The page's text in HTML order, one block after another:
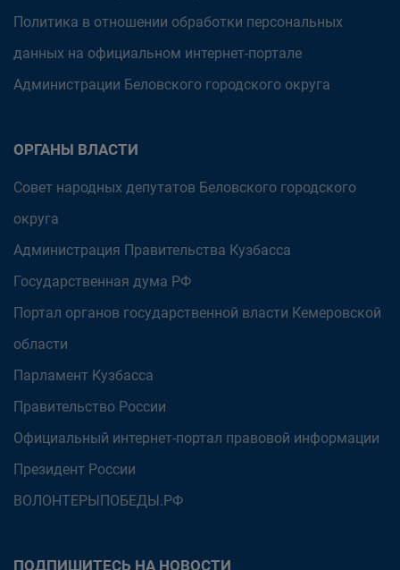
Политика в отношении обработки персональных
данных на официальном интернет-портале
Администрации Беловского городского округа
ОРГАНЫ ВЛАСТИ
Совет народных депутатов Беловского городского
округа
Администрация Правительства Кузбасса
Государственная дума РФ
Портал органов государственной власти Кемеровской
области
Парламент Кузбасса
Правительство России
Официальный интернет-портал правовой информации
Президент России
ВОЛОНТЕРЫПОБЕДЫ.РФ
ПОДПИШИТЕСЬ НА НОВОСТИ